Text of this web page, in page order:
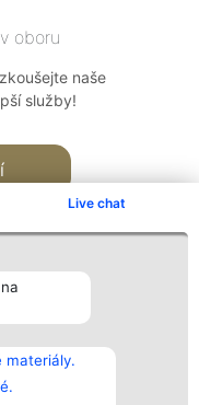
Live chat
materiály.
oboru
naše
služby!
Kontakt